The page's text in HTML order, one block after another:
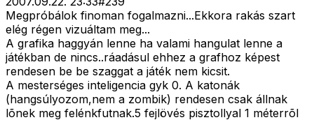
Megpróbálok finoman fogalmazni...Ekkora rakás szart
elég régen vizuáltam meg...
A grafika haggyán lenne ha valami hangulat lenne a
játékban de nincs..ráadásul ehhez a grafhoz képest
rendesen be be szaggat a játék nem kicsit.
A mesterséges inteligencia gyk 0. A katonák
(hangsúlyozom,nem a zombik) rendesen csak állnak
lõnek meg felénkfutnak.5 fejlövés pisztollyal 1 méterrõl